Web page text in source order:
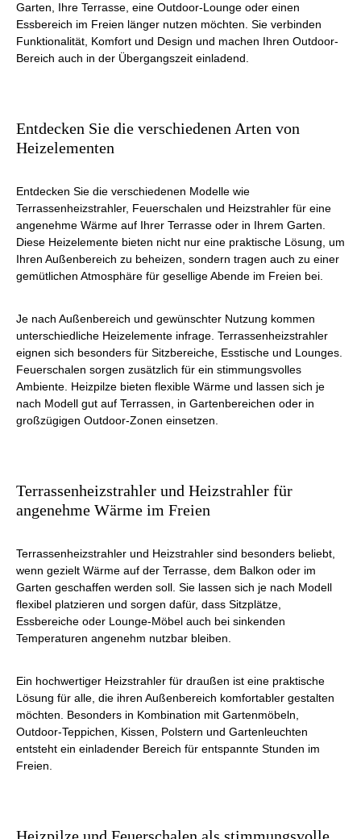
Garten, Ihre Terrasse, eine Outdoor-Lounge oder einen
Essbereich im Freien länger nutzen möchten. Sie verbinden
Funktionalität, Komfort und Design und machen Ihren Outdoor-
Bereich auch in der Übergangszeit einladend.
Entdecken Sie die verschiedenen Arten von
Heizelementen
Entdecken Sie die verschiedenen Modelle wie
Terrassenheizstrahler, Feuerschalen und Heizstrahler für eine
angenehme Wärme auf Ihrer Terrasse oder in Ihrem Garten.
Diese Heizelemente bieten nicht nur eine praktische Lösung, um
Ihren Außenbereich zu beheizen, sondern tragen auch zu einer
gemütlichen Atmosphäre für gesellige Abende im Freien bei.
Je nach Außenbereich und gewünschter Nutzung kommen
unterschiedliche Heizelemente infrage. Terrassenheizstrahler
eignen sich besonders für Sitzbereiche, Esstische und Lounges.
Feuerschalen sorgen zusätzlich für ein stimmungsvolles
Ambiente. Heizpilze bieten flexible Wärme und lassen sich je
nach Modell gut auf Terrassen, in Gartenbereichen oder in
großzügigen Outdoor-Zonen einsetzen.
Terrassenheizstrahler und Heizstrahler für
angenehme Wärme im Freien
Terrassenheizstrahler und Heizstrahler sind besonders beliebt,
wenn gezielt Wärme auf der Terrasse, dem Balkon oder im
Garten geschaffen werden soll. Sie lassen sich je nach Modell
flexibel platzieren und sorgen dafür, dass Sitzplätze,
Essbereiche oder Lounge-Möbel auch bei sinkenden
Temperaturen angenehm nutzbar bleiben.
Ein hochwertiger Heizstrahler für draußen ist eine praktische
Lösung für alle, die ihren Außenbereich komfortabler gestalten
möchten. Besonders in Kombination mit Gartenmöbeln,
Outdoor-Teppichen, Kissen, Polstern und Gartenleuchten
entsteht ein einladender Bereich für entspannte Stunden im
Freien.